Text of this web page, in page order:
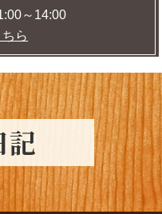
ちら
を調べる
おしながき
～14:00
ら
記